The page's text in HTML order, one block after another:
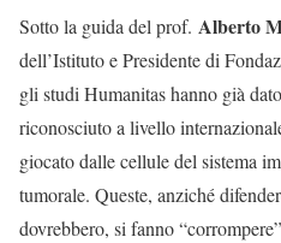
Sotto la guida del prof. Alberto
dell’Istituto e Presidente di
gli studi Humanitas hanno già
riconosciuto a livello
giocato dalle cellule del sistema
tumorale. Queste, anziché
dovrebbero, si fanno